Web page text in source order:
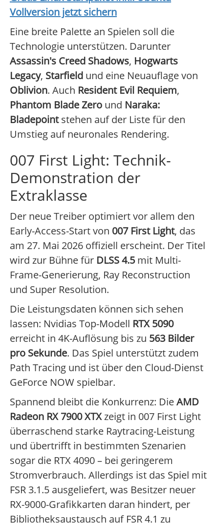
Vollversion jetzt sichern
Eine breite Palette an Spielen soll die
Technologie unterstützen. Darunter
Assassin's Creed Shadows, Hogwarts
Legacy, Starfield und eine Neuauflage von
Oblivion. Auch Resident Evil Requiem,
Phantom Blade Zero und Naraka:
Bladepointstehen auf der Liste für den
Umstieg auf neuronales Rendering.
007 First Light: Technik-
Demonstration der
Extraklasse
Der neue Treiber optimiert vor allem den
Early-Access-Start von 007 First Light, das
am 27. Mai 2026 offiziell erscheint. Der Titel
wird zur Bühne für DLSS 4.5 mit Multi-
Frame-Generierung, Ray Reconstruction
und Super Resolution.
Die Leistungsdaten können sich sehen
lassen: Nvidias Top-Modell RTX 5090
erreicht in 4K-Auflösung bis zu 563 Bilder
pro Sekunde. Das Spiel unterstützt zudem
Path Tracing und ist über den Cloud-Dienst
GeForce NOW spielbar.
Spannend bleibt die Konkurrenz: DieAMD
Radeon RX 7900 XTXzeigt in 007 First Light
überraschend starke Raytracing-Leistung
und übertrifft in bestimmten Szenarien
sogar die RTX 4090 – bei geringerem
Stromverbrauch. Allerdings ist das Spiel mit
FSR 3.1.5 ausgeliefert, was Besitzer neuer
RX-9000-Grafikkarten daran hindert, per
Bibliotheksaustausch auf FSR 4.1 zu